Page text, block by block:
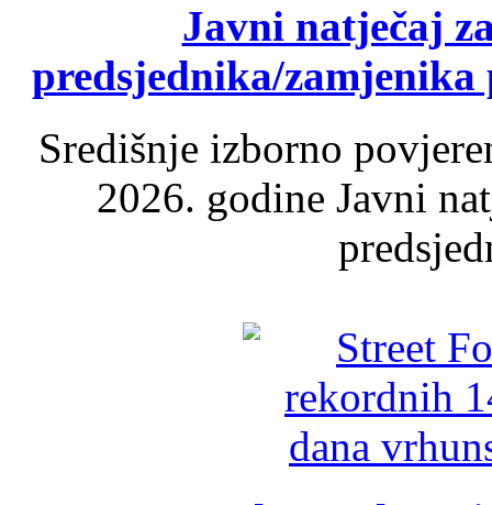
Javni natječaj
predsjednika/
Središnje izborno
2026. godine Javni